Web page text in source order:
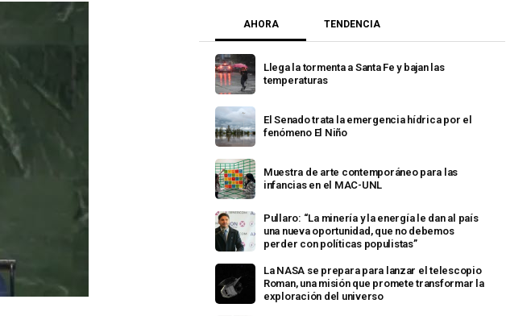
AHORA TENDENCIA
Llega la tormenta a Santa Fe y bajan las
temperaturas
El Senado trata la emergencia hídrica por el
fenómeno El Niño
Muestra de arte contemporáneo para las
infancias en el MAC-UNL
Pullaro: “La minería y la energía le dan al país
una nueva oportunidad, que no debemos
perder con políticas populistas”
La NASA se prepara para lanzar el telescopio
Roman, una misión que promete transformar la
exploración del universo